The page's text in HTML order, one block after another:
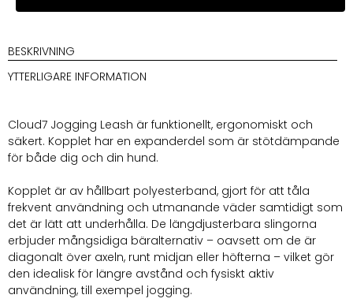
Leash
AKTIV
Olive
BESKRIVNING
YTTERLIGARE INFORMATION
Cloud7 Jogging Leash är funktionellt, ergonomiskt och
säkert. Kopplet har en expanderdel som är stötdämpande
för både dig och din hund.
Kopplet är av hållbart polyesterband, gjort för att tåla
frekvent användning och utmanande väder samtidigt som
det är lätt att underhålla. De längdjusterbara slingorna
erbjuder mångsidiga bäralternativ – oavsett om de är
diagonalt över axeln, runt midjan eller höfterna – vilket gör
den idealisk för längre avstånd och fysiskt aktiv
användning, till exempel jogging.